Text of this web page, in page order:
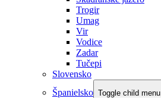
Trogir
Umag
Vir
Vodice
Zadar
Tučepi
Slovensko
Španielsko Toggle child menu